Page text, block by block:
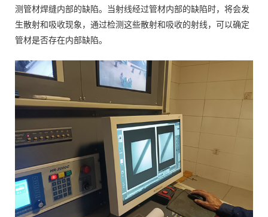
测管材焊缝内部的缺陷。当射线经过管材内部的缺陷时，将会发
生散射和吸收现象，通过检测这些散射和吸收的射线，可以确定
管材是否存在内部缺陷。